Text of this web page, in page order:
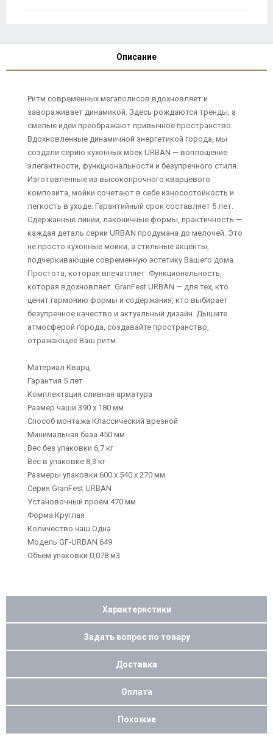
Описание
Ритм современных мегаполисов вдохновляет и
завораживает динамикой. Здесь рождаются тренды, а
смелые идеи преображают привычное пространство.
Вдохновленные динамичной энергетикой города, мы
создали серию кухонных моек URBAN — воплощение
элегантности, функциональности и безупречного стиля.
Изготовленные из высокопрочного кварцевого
композита, мойки сочетают в себе износостойкость и
легкость в уходе. Гарантийный срок составляет 5 лет.
Сдержанные линии, лаконичные формы, практичность —
каждая деталь серии URBAN продумана до мелочей. Это
не просто кухонные мойки, а стильные акценты,
подчеркивающие современную эстетику Вашего дома.
Простота, которая впечатляет. Функциональность,
которая вдохновляет. GranFest URBAN — для тех, кто
ценит гармонию формы и содержания, кто выбирает
безупречное качество и актуальный дизайн. Дышите
атмосферой города, создавайте пространство,
отражающее Ваш ритм.
Материал Кварц
Гарантия 5 лет
Комплектация сливная арматура
Размер чаши 390 х 180 мм
Способ монтажа Классический врезной
Минимальная база 450 мм
Вес без упаковки 6,7 кг
Вес в упаковке 8,3 кг
Размеры упаковки 600 х 540 х 270 мм
Серия GranFest URBAN
Установочный проём 470 мм
Форма Круглая
Количество чаш Одна
Модель GF-URBAN 649
Объём упаковки 0,078 м3
Характеристики
Задать вопрос по товару
Доставка
Оплата
Похожие